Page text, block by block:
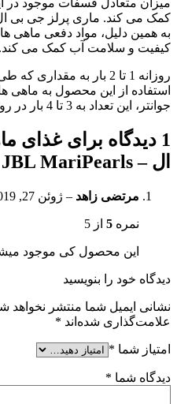
کمک می کند. ماری پرلز جی بی
به همین دلیل، مواد دفعی ماهی
کیفیت و سلامت آب کمک می کند.
روزانه 1 تا 2 بار به
استفاده از این محصول به ماهی
جوانتر، این تعداد به 3 تا 4 بار در روز افزایش پیدا می کند.
1 دیدگاه برای
غذای
ال – JBL MariPearls
مرتضی زاهد – ژوئن 27, 2019
نمره 5 از 5
این محصول کی موجود
دیدگاه خود را بنویسید
نشانی ایمیل شما منتشر نخواهد
علامت‌گذاری شده‌اند *
امتیاز شما *
دیدگاه شما *